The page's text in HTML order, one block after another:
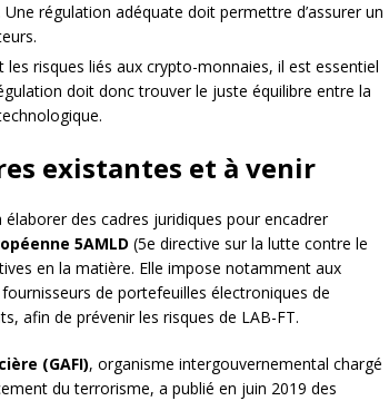
régulation adéquate doit permettre d’assurer un
les risques liés aux crypto-monnaies, il est essentiel
doit donc trouver le juste équilibre entre la
existantes et à venir
des cadres juridiques pour encadrer
5AMLD (5e directive sur la lutte contre le
en la matière. Elle impose notamment aux
de portefeuilles électroniques de
afin de prévenir les risques de LAB-FT.
(GAFI), organisme intergouvernemental chargé
du terrorisme, a publié en juin 2019 des